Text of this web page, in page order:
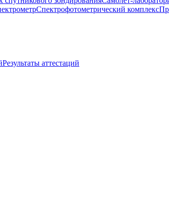
Спектрофотометрический комплекс
Результаты аттестаций